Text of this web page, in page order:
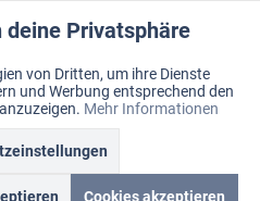
Warenkorb
Mein Konto
"Stamp“
Aktiv
Inaktiv
Inaktiv
Privatsphäre
von Dritten, um ihre Dienste
und Werbung entsprechend den
Mehr Informationen
Cookies akzeptieren